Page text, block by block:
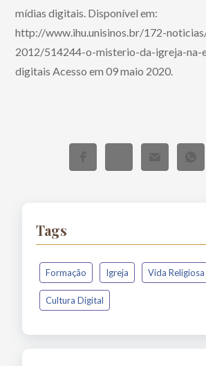
mídias digitais. Disponível em:
http://www.ihu.unisinos.br/172-
2012/514244-o-misterio-da-igreja-na-
digitais Acesso em 09 maio 2020.
Tags
Formação Igreja Vida
Cultura Digital